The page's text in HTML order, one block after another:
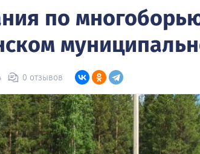
по
0 отзывов